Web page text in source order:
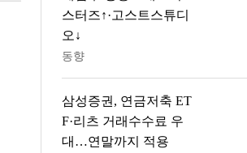
스터즈↑·고스트스튜디
오↓
동향
삼성증권, 연금저축 ET
F·리츠 거래수수료 우
대…연말까지 적용